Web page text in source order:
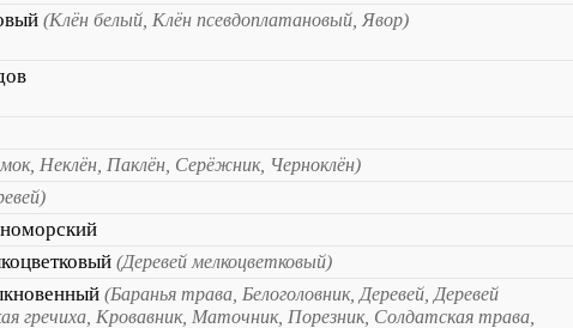
(Клён белый, Клён псевдоплатановый, Явор)
Неклён, Паклён, Серёжник, Черноклён)
(Деревей мелкоцветковый)
(Баранья трава, Белоголовник, Деревей, Деревей
гречиха, Кровавник, Маточник, Порезник, Солдатская трава,